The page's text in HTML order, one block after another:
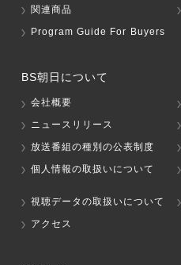
関連商品
Program Guide For Buyers
BS朝日について
会社概要
ニュースリリース
放送番組の種別の公表制度
個人情報の取扱いについて
視聴データの取扱いについて
アクセス